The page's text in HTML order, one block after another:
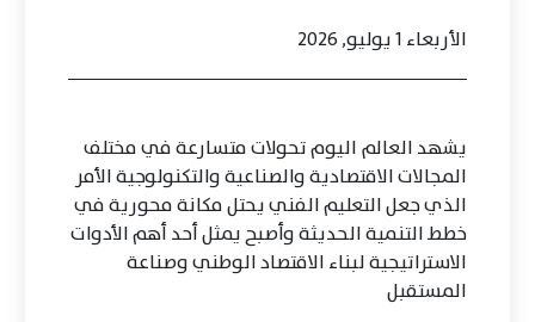
الأربعاء 1 يوليو, 2026
يشهد العالم اليوم تحولات متسارعة في مختلف
المجالات الاقتصادية والصناعية والتكنولوجية الأمر
الذي جعل التعليم الفني يحتل مكانة محورية في
خطط التنمية الحديثة وأصبح يمثل أحد أهم الأدوات
الاستراتيجية لبناء الاقتصاد الوطني وصناعة
المستقبل